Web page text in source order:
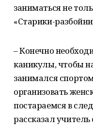
заниматься не
«Старики-
– Конечно
каникулы, чтобы
занимался
организовать
постараемся в
рассказал